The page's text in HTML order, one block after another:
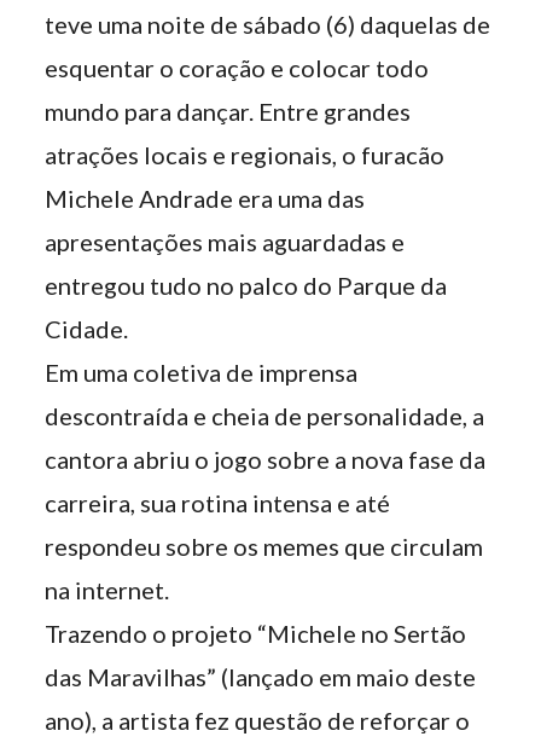
teve uma noite de sábado (6) daquelas de
esquentar o coração e colocar todo
mundo para dançar. Entre grandes
atrações locais e regionais, o furacão
Michele Andrade era uma das
apresentações mais aguardadas e
entregou tudo no palco do Parque da
Cidade.
Em uma coletiva de imprensa
descontraída e cheia de personalidade, a
cantora abriu o jogo sobre a nova fase da
carreira, sua rotina intensa e até
respondeu sobre os memes que circulam
na internet.
Trazendo o projeto “Michele no Sertão
das Maravilhas” (lançado em maio deste
ano), a artista fez questão de reforçar o